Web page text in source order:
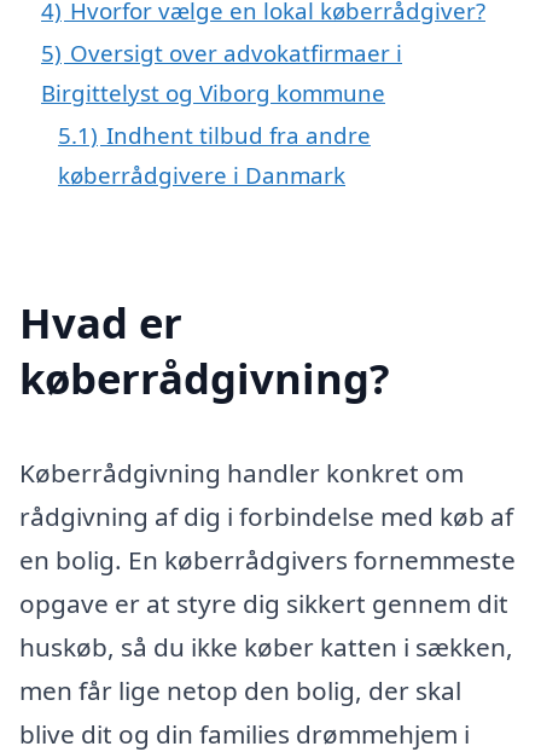
4) Hvorfor vælge en lokal køberrådgiver?
5) Oversigt over advokatfirmaer i
Birgittelyst og Viborg kommune
5.1) Indhent tilbud fra andre
køberrådgivere i Danmark
Hvad er
køberrådgivning?
Køberrådgivning handler konkret om
rådgivning af dig i forbindelse med køb af
en bolig. En køberrådgivers fornemmeste
opgave er at styre dig sikkert gennem dit
huskøb, så du ikke køber katten i sækken,
men får lige netop den bolig, der skal
blive dit og din families drømmehjem i